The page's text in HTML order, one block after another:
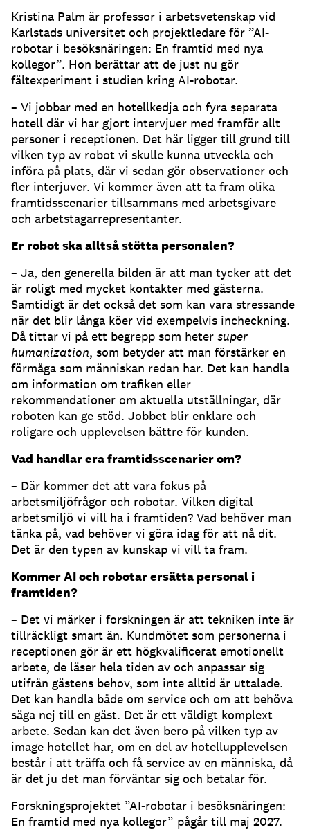
Kristina Palm är professor i arbetsvetenskap vid
Karlstads universitet och projektledare för ”AI-
robotar i besöksnäringen: En framtid med nya
kollegor”. Hon berättar att de just nu gör
fältexperiment i studien kring AI-robotar.
– Vi jobbar med en hotellkedja och fyra separata
hotell där vi har gjort intervjuer med framför allt
personer i receptionen. Det här ligger till grund till
vilken typ av robot vi skulle kunna utveckla och
införa på plats, där vi sedan gör observationer och
fler interjuver. Vi kommer även att ta fram olika
framtidsscenarier tillsammans med arbetsgivare
och arbetstagarrepresentanter.
Er robot ska alltså stötta personalen?
– Ja, den generella bilden är att man tycker att det
är roligt med mycket kontakter med gästerna.
Samtidigt är det också det som kan vara stressande
när det blir långa köer vid exempelvis incheckning.
Då tittar vi på ett begrepp som heter super
humanization, som betyder att man förstärker en
förmåga som människan redan har. Det kan handla
om information om trafiken eller
rekommendationer om aktuella utställningar, där
roboten kan ge stöd. Jobbet blir enklare och
roligare och upplevelsen bättre för kunden.
Vad handlar era framtidsscenarier om?
– Där kommer det att vara fokus på
arbetsmiljöfrågor och robotar. Vilken digital
arbetsmiljö vi vill ha i framtiden? Vad behöver man
tänka på, vad behöver vi göra idag för att nå dit.
Det är den typen av kunskap vi vill ta fram.
Kommer AI och robotar ersätta personal i
framtiden?
– Det vi märker i forskningen är att tekniken inte är
tillräckligt smart än. Kundmötet som personerna i
receptionen gör är ett högkvalificerat emotionellt
arbete, de läser hela tiden av och anpassar sig
utifrån gästens behov, som inte alltid är uttalade.
Det kan handla både om service och om att behöva
säga nej till en gäst. Det är ett väldigt komplext
arbete. Sedan kan det även bero på vilken typ av
image hotellet har, om en del av hotellupplevelsen
består i att träffa och få service av en människa, då
är det ju det man förväntar sig och betalar för.
Forskningsprojektet ”AI-robotar i besöksnäringen:
En framtid med nya kollegor” pågår till maj 2027.